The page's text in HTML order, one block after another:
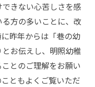
きない心苦しさを感
方の多いことに、改
昨年からは「巷の幼
お伝えし、明照幼稚
とのご理解をお願い
ともよくご覧いただ